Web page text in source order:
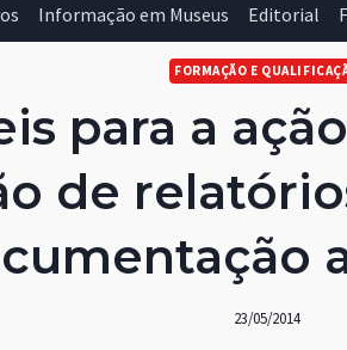
Informação em Museus Editorial
FORMAÇÃO E
para a
de
23/05/2014